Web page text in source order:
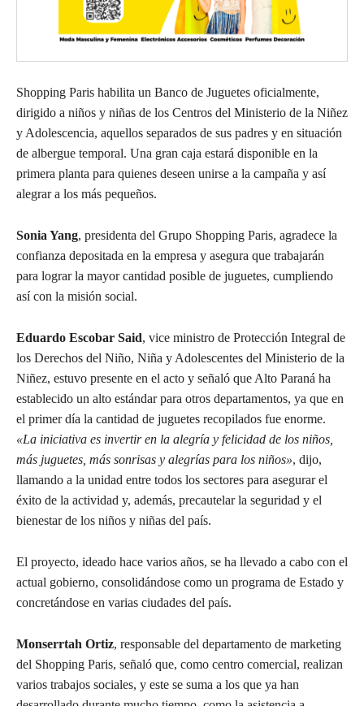
Shopping Paris habilita un Banco de Juguetes oficialmente,
dirigido a niños y niñas de los Centros del Ministerio de la Niñez
y Adolescencia, aquellos separados de sus padres y en situación
de albergue temporal. Una gran caja estará disponible en la
primera planta para quienes deseen unirse a la campaña y así
alegrar a los más pequeños.
Sonia Yang, presidenta del Grupo Shopping Paris, agradece la
confianza depositada en la empresa y asegura que trabajarán
para lograr la mayor cantidad posible de juguetes, cumpliendo
así con la misión social.
Eduardo Escobar Said, vice ministro de Protección Integral de
los Derechos del Niño, Niña y Adolescentes del Ministerio de la
Niñez, estuvo presente en el acto y señaló que Alto Paraná ha
establecido un alto estándar para otros departamentos, ya que en
el primer día la cantidad de juguetes recopilados fue enorme.
«La iniciativa es invertir en la alegría y felicidad de los niños,
más juguetes, más sonrisas y alegrías para los niños», dijo,
llamando a la unidad entre todos los sectores para asegurar el
éxito de la actividad y, además, precautelar la seguridad y el
bienestar de los niños y niñas del país.
El proyecto, ideado hace varios años, se ha llevado a cabo con el
actual gobierno, consolidándose como un programa de Estado y
concretándose en varias ciudades del país.
Monserrtah Ortiz, responsable del departamento de marketing
del Shopping Paris, señaló que, como centro comercial, realizan
varios trabajos sociales, y este se suma a los que ya han